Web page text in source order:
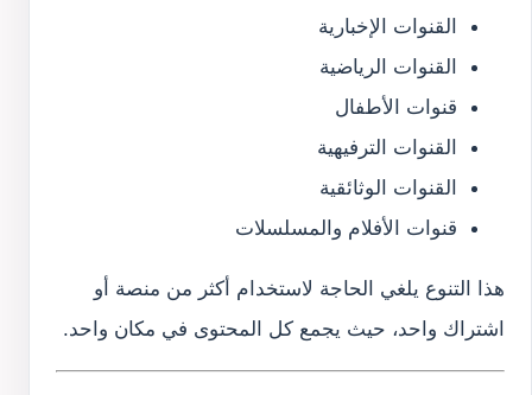
القنوات الإخبارية
القنوات الرياضية
قنوات الأطفال
القنوات الترفيهية
القنوات الوثائقية
قنوات الأفلام والمسلسلات
هذا التنوع يلغي الحاجة لاستخدام أكثر من منصة أو
اشتراك واحد، حيث يجمع كل المحتوى في مكان واحد.